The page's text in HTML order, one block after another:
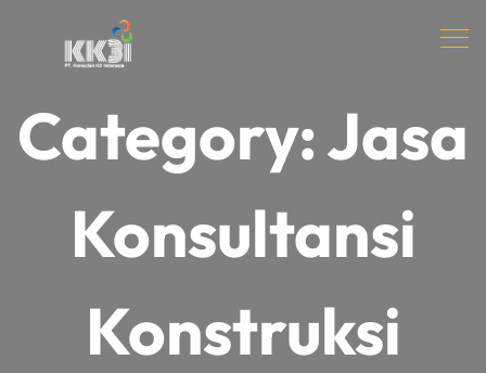
Category:Jasa
Konsultansi
Konstruksi